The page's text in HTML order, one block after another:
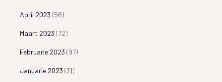
April 2023 (56)
Maart 2023 (72)
Februarie 2023 (97)
Januarie 2023 (31)